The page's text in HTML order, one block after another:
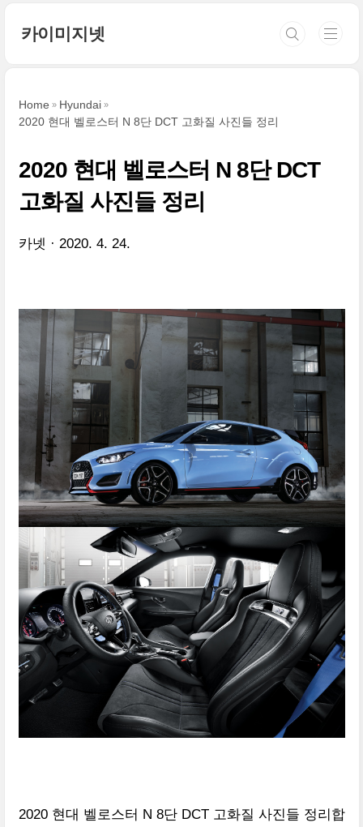
카이미지넷
Home
Hyundai
2020 현대 벨로스터 N 8단 DCT 고화질 사진들 정리
2020 현대 벨로스터 N 8단 DCT
고화질 사진들 정리
카넷 2020. 4. 24.
2020 현대 벨로스터 N 8단 DCT 고화질 사진들 정리합